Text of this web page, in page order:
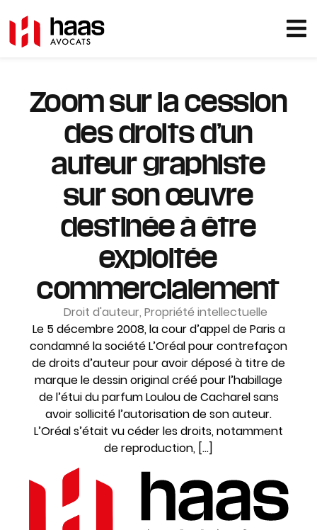
Zoom sur la cession
des droits d’un
auteur graphiste
sur son œuvre
destinée à être
exploitée
commercialement
Droit d'auteur, Propriété intellectuelle
Le 5 décembre 2008, la cour d’appel de Paris a
condamné la société L’Oréal pour contrefaçon
de droits d’auteur pour avoir déposé à titre de
marque le dessin original créé pour l’habillage
de l’étui du parfum Loulou de Cacharel sans
avoir sollicité l’autorisation de son auteur.
L’Oréal s’était vu céder les droits, notamment
de reproduction, […]